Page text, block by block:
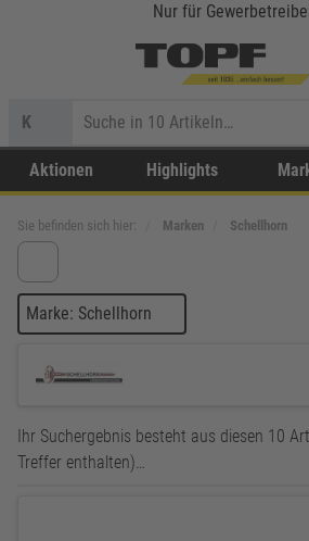
Nur für
K
Aktionen Highlights
Sie befinden sich hier: Marken Schellhorn
Marke: Schellhorn
Ihr Suchergebnis besteht aus diesen 10
Treffer enthalten)…